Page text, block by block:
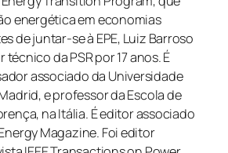
energética em economias
de juntar-se à EPE, Luiz Barroso
da PSR por 17 anos. É
associado da Universidade
e professor da Escola de
na Itália. É editor associado
Magazine. Foi editor